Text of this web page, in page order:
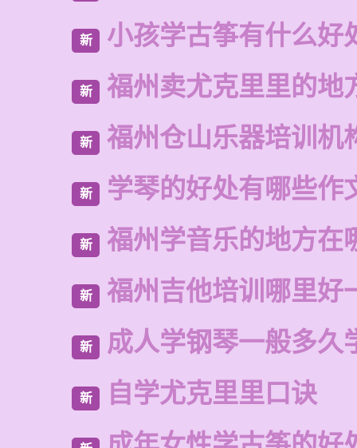
新 小孩学古筝有什么好
新 福州卖尤克里里的地
新 福州仓山乐器培训机
新 学琴的好处有哪些作
新 福州学音乐的地方在
新 福州吉他培训哪里好
新 成人学钢琴一般多久
新 自学尤克里里口诀